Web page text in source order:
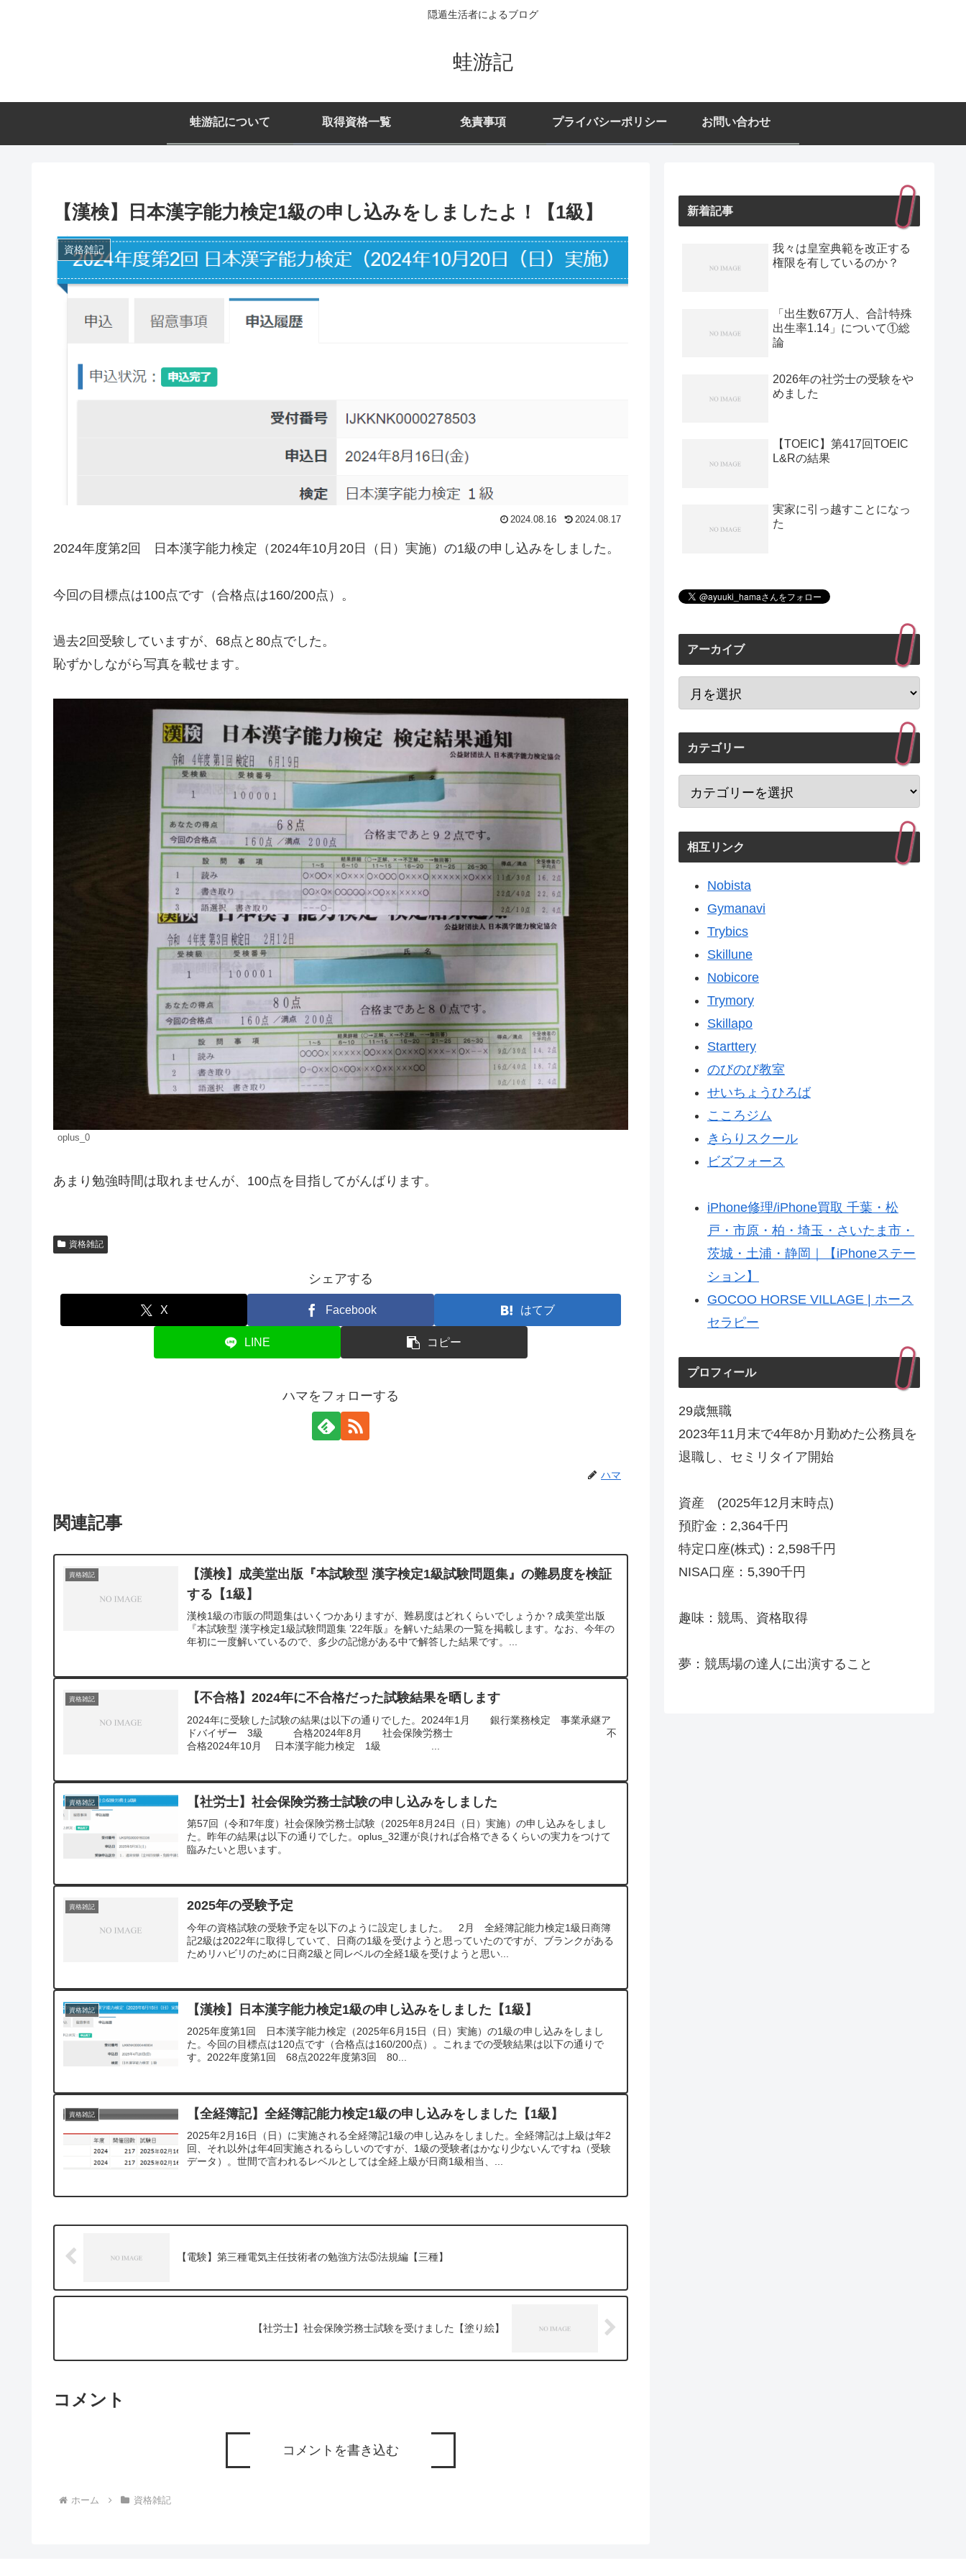
隠遁生活者によるブログ
蛙游記
蛙游記について 取得資格一覧 免責事項 プライバシーポリシー お問い合わせ
【漢検】日本漢字能力検定1級の申し込みをしましたよ！【1級】
資格雑記
2024.08.16 2024.08.17
2024年度第2回 日本漢字能力検定（2024年10月20日（日）実施）の1級の申し込みをしました。
今回の目標点は100点です（合格点は160/200点）。
過去2回受験していますが、68点と80点でした。
恥ずかしながら写真を載せます。
oplus_0
あまり勉強時間は取れませんが、100点を目指してがんばります。
資格雑記
シェアする
X Facebook はてブ
LINE コピー
ハマをフォローする
ハマ
関連記事
資格雑記
【漢検】成美堂出版『本試験型 漢字検定1級試験問題集』の難易度を検証
する【1級】
漢検1級の市販の問題集はいくつかありますが、難易度はどれくらいでしょうか？成美堂出版
『本試験型 漢字検定1級試験問題集 ’22年版』を解いた結果の一覧を掲載します。なお、今年の
年初に一度解いているので、多少の記憶がある中で解答した結果です。...
資格雑記 【不合格】2024年に不合格だった試験結果を晒します
2024年に受験した試験の結果は以下の通りでした。2024年1月 銀行業務検定 事業承継ア
ドバイザー 3級 合格2024年8月 社会保険労務士 不
合格2024年10月 日本漢字能力検定 1級 ...
資格雑記 【社労士】社会保険労務士試験の申し込みをしました
第57回（令和7年度）社会保険労務士試験（2025年8月24日（日）実施）の申し込みをしまし
た。昨年の結果は以下の通りでした。oplus_32運が良ければ合格できるくらいの実力をつけて
臨みたいと思います。
資格雑記 2025年の受験予定
今年の資格試験の受験予定を以下のように設定しました。 2月 全経簿記能力検定1級日商簿
記2級は2022年に取得していて、日商の1級を受けようと思っていたのですが、ブランクがある
ためリハビリのために日商2級と同レベルの全経1級を受けようと思い...
資格雑記 【漢検】日本漢字能力検定1級の申し込みをしました【1級】
2025年度第1回 日本漢字能力検定（2025年6月15日（日）実施）の1級の申し込みをしまし
た。今回の目標点は120点です（合格点は160/200点）。これまでの受験結果は以下の通りで
す。2022年度第1回 68点2022年度第3回 80...
資格雑記 【全経簿記】全経簿記能力検定1級の申し込みをしました【1級】
2025年2月16日（日）に実施される全経簿記1級の申し込みをしました。全経簿記は上級は年2
回、それ以外は年4回実施されるらしいのですが、1級の受験者はかなり少ないんですね（受験
データ）。世間で言われるレベルとしては全経上級が日商1級相当、...
【電験】第三種電気主任技術者の勉強方法⑤法規編【三種】
【社労士】社会保険労務士試験を受けました【塗り絵】
コメント
コメントを書き込む
ホーム 資格雑記
新着記事
我々は皇室典範を改正する
権限を有しているのか？
「出生数67万人、合計特殊
出生率1.14」について①総
論
2026年の社労士の受験をや
めました
【TOEIC】第417回TOEIC
L&Rの結果
実家に引っ越すことになっ
た
アーカイブ
カテゴリー
相互リンク
Nobista
Gymanavi
Trybics
Skillune
Nobicore
Trymory
Skillapo
Starttery
のびのび教室
せいちょうひろば
こころジム
きらりスクール
ビズフォース
iPhone修理/iPhone買取 千葉・松
戸・市原・柏・埼玉・さいたま市・
茨城・土浦・静岡｜【iPhoneステー
ション】
GOCOO HORSE VILLAGE | ホース
セラピー
プロフィール
29歳無職
2023年11月末で4年8か月勤めた公務員を
退職し、セミリタイア開始
資産 (2025年12月末時点)
預貯金：2,364千円
特定口座(株式)：2,598千円
NISA口座：5,390千円
趣味：競馬、資格取得
夢：競馬場の達人に出演すること